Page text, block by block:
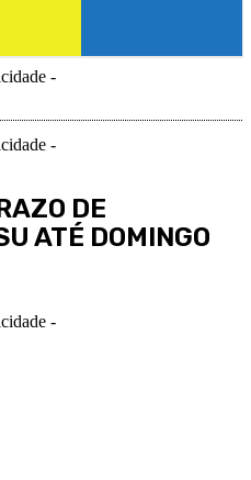
-
-
DE
ATÉ DOMINGO
-